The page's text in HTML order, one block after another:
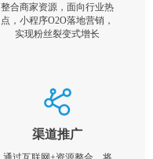
整合商家资源，面向行业热
点，小程序O2O落地营销，
实现粉丝裂变式增长
渠道推广